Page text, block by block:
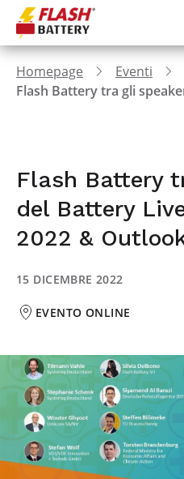
Homepage
Eventi
Flash Battery
del Battery
2022 &
15 DICEMBRE 2022
EVENTO ONLINE